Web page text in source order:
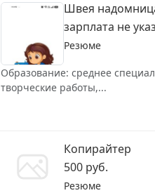
Швея
зарплата не
Резюме
Образование: среднее
творческие работы,...
Копирайтер
500 руб.
Резюме